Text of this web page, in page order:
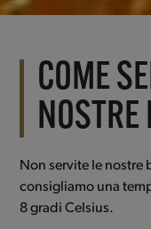
COME
NOSTRE
Non servite le
consigliamo una
8 gradi Celsius.